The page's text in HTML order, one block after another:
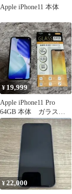
Apple iPhone11 本体
¥ 19,999
Apple iPhone11 Pro
64GB 本体 ガラスフ
ィルム付
¥22,000